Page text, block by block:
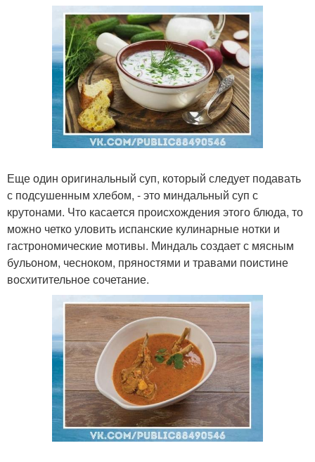
Еще один оригинальный суп, который следует подавать
с подсушенным хлебом, - это миндальный суп с
крутонами. Что касается происхождения этого блюда, то
можно четко уловить испанские кулинарные нотки и
гастрономические мотивы. Миндаль создает с мясным
бульоном, чесноком, пряностями и травами поистине
восхитительное сочетание.